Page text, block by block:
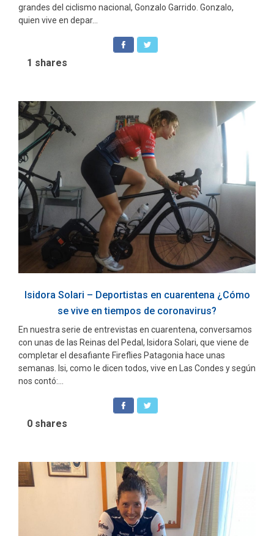
grandes del ciclismo nacional, Gonzalo Garrido. Gonzalo,
quien vive en depar...
1 shares
Isidora Solari – Deportistas en cuarentena ¿Cómo
se vive en tiempos de coronavirus?
En nuestra serie de entrevistas en cuarentena, conversamos
con unas de las Reinas del Pedal, Isidora Solari, que viene de
completar el desafiante Fireflies Patagonia hace unas
semanas. Isi, como le dicen todos, vive en Las Condes y según
nos contó:...
0 shares